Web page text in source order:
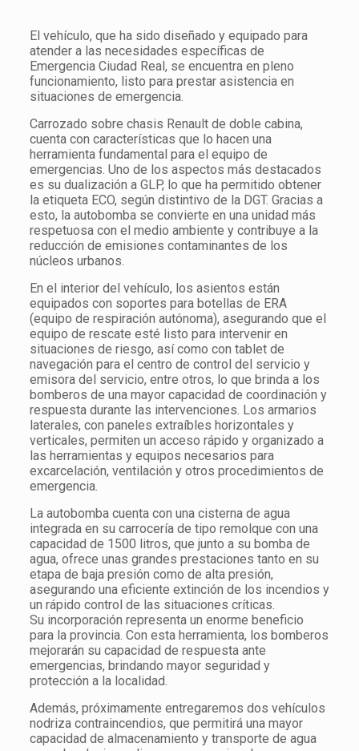
El vehículo, que ha sido diseñado y equipado para
atender a las necesidades específicas de
Emergencia Ciudad Real, se encuentra en pleno
funcionamiento, listo para prestar asistencia en
situaciones de emergencia.
Carrozado sobre chasis Renault de doble cabina,
cuenta con características que lo hacen una
herramienta fundamental para el equipo de
emergencias. Uno de los aspectos más destacados
es su dualización a GLP, lo que ha permitido obtener
la etiqueta ECO, según distintivo de la DGT. Gracias a
esto, la autobomba se convierte en una unidad más
respetuosa con el medio ambiente y contribuye a la
reducción de emisiones contaminantes de los
núcleos urbanos.
En el interior del vehículo, los asientos están
equipados con soportes para botellas de ERA
(equipo de respiración autónoma), asegurando que el
equipo de rescate esté listo para intervenir en
situaciones de riesgo, así como con tablet de
navegación para el centro de control del servicio y
emisora del servicio, entre otros, lo que brinda a los
bomberos de una mayor capacidad de coordinación y
respuesta durante las intervenciones. Los armarios
laterales, con paneles extraíbles horizontales y
verticales, permiten un acceso rápido y organizado a
las herramientas y equipos necesarios para
excarcelación, ventilación y otros procedimientos de
emergencia.
La autobomba cuenta con una cisterna de agua
integrada en su carrocería de tipo remolque con una
capacidad de 1500 litros, que junto a su bomba de
agua, ofrece unas grandes prestaciones tanto en su
etapa de baja presión como de alta presión,
asegurando una eficiente extinción de los incendios y
un rápido control de las situaciones críticas.
Su incorporación representa un enorme beneficio
para la provincia. Con esta herramienta, los bomberos
mejorarán su capacidad de respuesta ante
emergencias, brindando mayor seguridad y
protección a la localidad.
Además, próximamente entregaremos dos vehículos
nodriza contraincendios, que permitirá una mayor
capacidad de almacenamiento y transporte de agua